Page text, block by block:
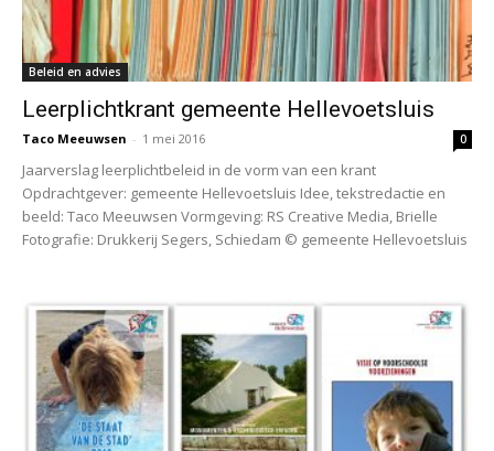
Beleid en advies
Leerplichtkrant gemeente Hellevoetsluis
Taco Meeuwsen - 1 mei 2016 0
Jaarverslag leerplichtbeleid in de vorm van een krant
Opdrachtgever: gemeente Hellevoetsluis Idee, tekstredactie en
beeld: Taco Meeuwsen Vormgeving: RS Creative Media, Brielle
Fotografie: Drukkerij Segers, Schiedam © gemeente Hellevoetsluis